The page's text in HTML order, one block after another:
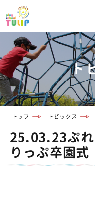
ト
トップ トピックス
25.03.23ぷ
りっぷ卒園式